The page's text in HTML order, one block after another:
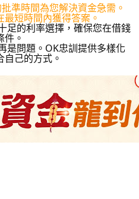
準時間為您解決資金急需。
短時間內獲得答案。
足的利率選擇，確保您在借錢
。
是問題。OK忠訓提供多樣化
己的方式。